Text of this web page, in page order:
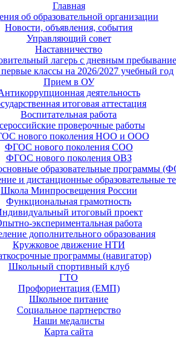
Главная
об образовательной организации
Новости, объявления, события
Управляющий совет
Наставничество
лагерь с дневным
классы на 2026/2027 учебный год
Прием в ОУ
деятельность
итоговая аттестация
Воспитательная работа
проверочные работы
нового поколения НОО и ООО
ФГОС нового поколения СОО
ФГОС нового поколения ОВЗ
образовательные программы
и дистанционные образовательные
Школа Минпросвещения России
Функциональная грамотность
итоговый проект
экспериментальная работа
дополнительного образования
Кружковое движение НТИ
программы (навигатор)
Школьный спортивный клуб
ГТО
Профориентация (ЕМП)
Школьное питание
Социальное партнерство
Наши медалисты
Карта сайта